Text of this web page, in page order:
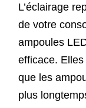
L’éclairage
de votre
ampoules
efficace.
que les
plus